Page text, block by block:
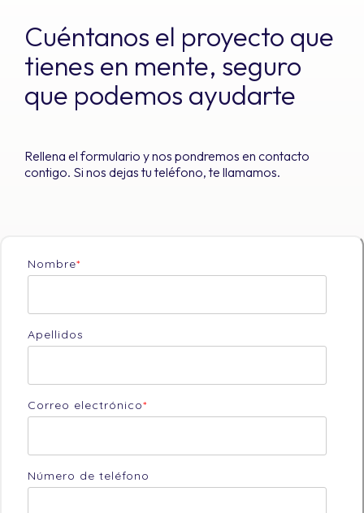
Cuéntanos el proyecto que
tienes en mente, seguro
que podemos ayudarte
Rellena el formulario y nos pondremos en contacto
contigo. Si nos dejas tu teléfono, te llamamos.
Nombre*
Apellidos
Correo electrónico*
Número de teléfono